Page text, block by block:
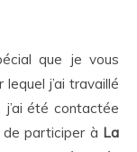
que je vous
j’ai travaillé
j’ai été contactée
de participer à La